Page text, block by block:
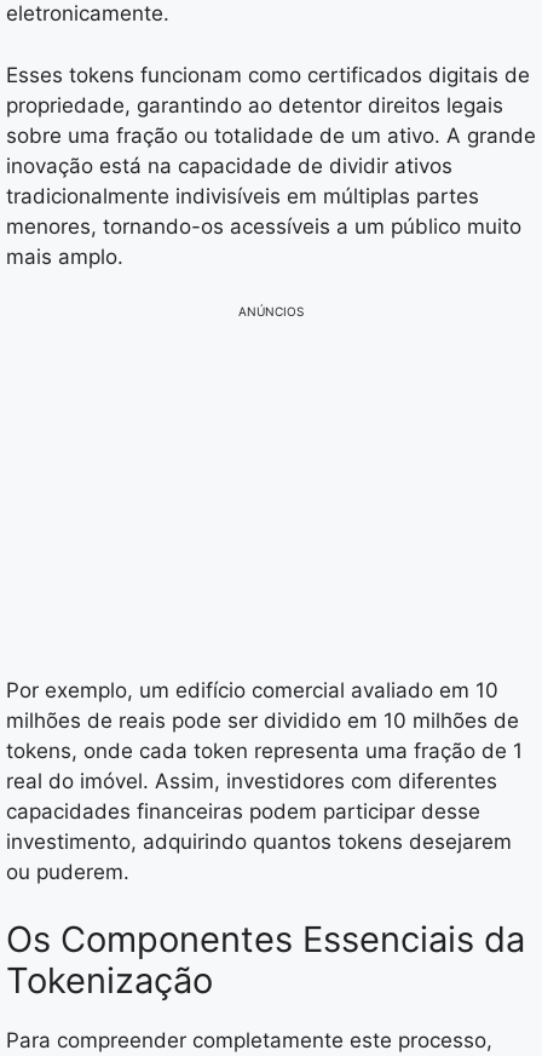
eletronicamente.
Esses tokens funcionam como certificados digitais de
propriedade, garantindo ao detentor direitos legais
sobre uma fração ou totalidade de um ativo. A grande
inovação está na capacidade de dividir ativos
tradicionalmente indivisíveis em múltiplas partes
menores, tornando-os acessíveis a um público muito
mais amplo.
ANÚNCIOS
Por exemplo, um edifício comercial avaliado em 10
milhões de reais pode ser dividido em 10 milhões de
tokens, onde cada token representa uma fração de 1
real do imóvel. Assim, investidores com diferentes
capacidades financeiras podem participar desse
investimento, adquirindo quantos tokens desejarem
ou puderem.
Os Componentes Essenciais da
Tokenização
Para compreender completamente este processo,